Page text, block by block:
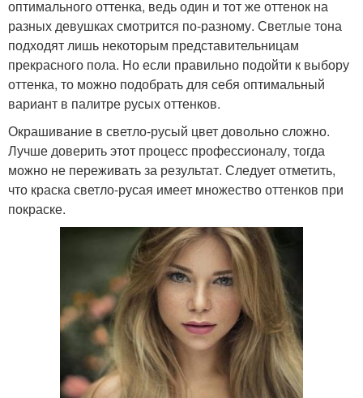
оптимального оттенка, ведь один и тот же оттенок на
разных девушках смотрится по-разному. Светлые тона
подходят лишь некоторым представительницам
прекрасного пола. Но если правильно подойти к выбору
оттенка, то можно подобрать для себя оптимальный
вариант в палитре русых оттенков.
Окрашивание в светло-русый цвет довольно сложно.
Лучше доверить этот процесс профессионалу, тогда
можно не переживать за результат. Следует отметить,
что краска светло-русая имеет множество оттенков при
покраске.